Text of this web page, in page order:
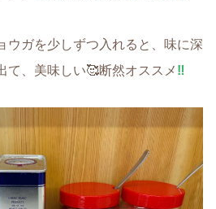
ウガを少しずつ入れると、味に深
て、美味しい🥰断然オススメ ‼